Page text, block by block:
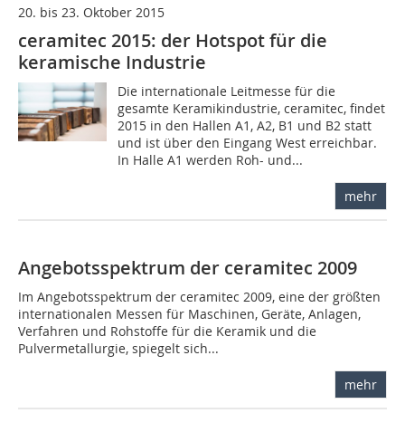
20. bis 23. Oktober 2015
ceramitec 2015: der Hotspot für die
keramische Industrie
Die internationale Leitmesse für die
gesamte Keramikindustrie, ceramitec, findet
2015 in den Hallen A1, A2, B1 und B2 statt
und ist über den Eingang West erreichbar.
In Halle A1 werden Roh- und...
mehr
Angebotsspektrum der ceramitec 2009
Im Angebotsspektrum der ceramitec 2009, eine der größten
internationalen Messen für Maschinen, Geräte, Anlagen,
Verfahren und Rohstoffe für die Keramik und die
Pulvermetallurgie, spiegelt sich...
mehr